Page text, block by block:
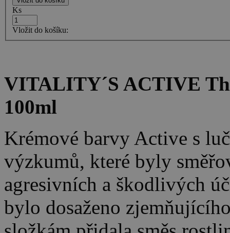
Ks
Vložit do košíku:
VITALITY´S ACTIVE
100ml
Krémové barvy Active s
výzkumů, které byly
agresivních a škodlivých
bylo dosaženo